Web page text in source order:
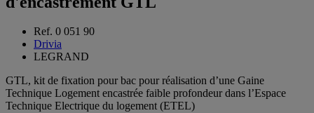
Ref. 0 051 90
Drivia
LEGRAND
GTL, kit de fixation pour bac pour réalisation d’une Gaine
Technique Logement encastrée faible profondeur dans l’Espace
Technique Electrique du logement (ETEL)